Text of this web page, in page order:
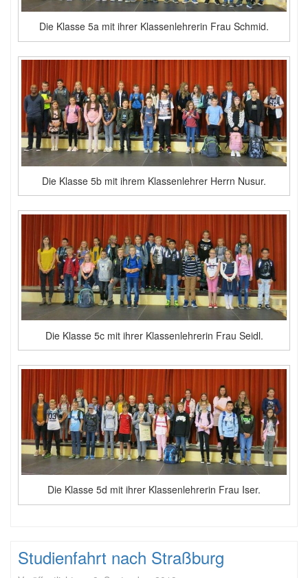
Die Klasse 5a mit ihrer Klassenlehrerin Frau Schmid.
Die Klasse 5b mit ihrem Klassenlehrer Herrn Nusur.
Die Klasse 5c mit ihrer Klassenlehrerin Frau Seidl.
Die Klasse 5d mit ihrer Klassenlehrerin Frau Iser.
Studienfahrt nach Straßburg